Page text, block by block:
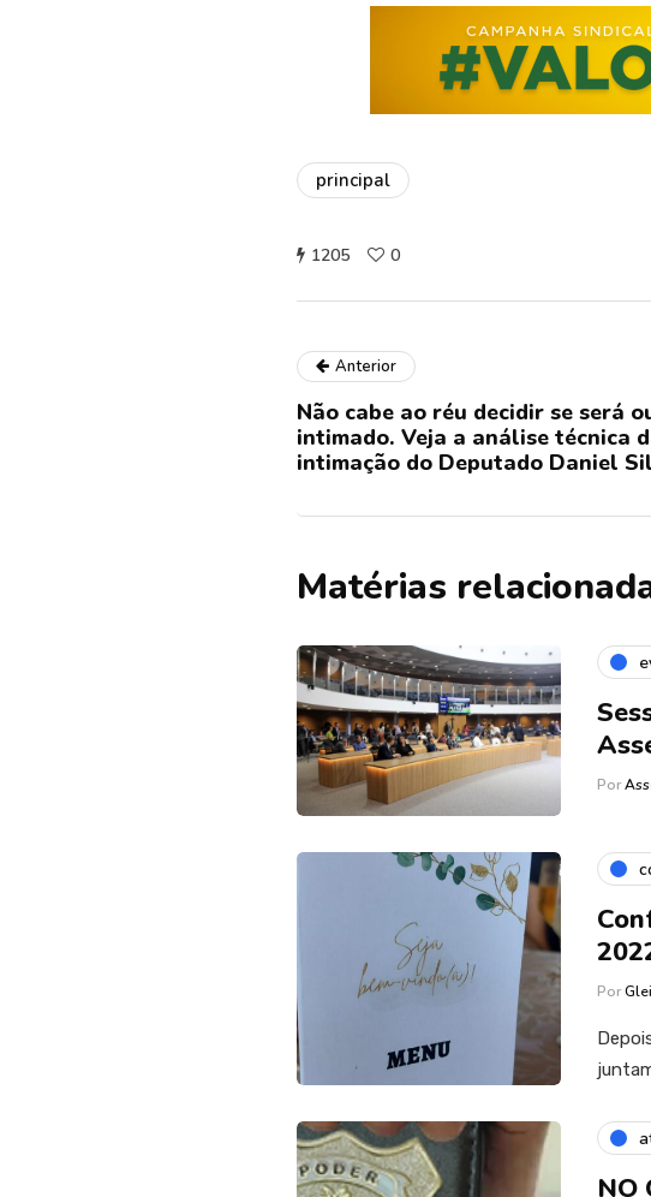
principal
1205 0
Anterior
Não cabe ao réu decidir se será
intimado. Veja a análise técnica
intimação do Deputado Daniel
Matérias
Por
Por
NO